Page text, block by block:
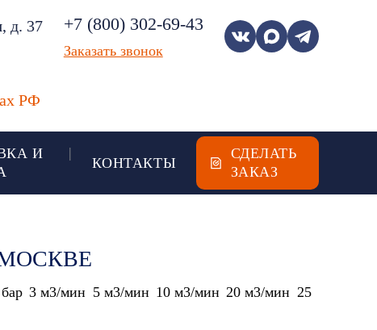
д. 37
РФ
+7 (800) 302-69-43
Заказать звонок
И
КОНТАКТЫ
СДЕЛАТЬ
ЗАКАЗ
3 м3/мин 5 м3/мин 10 м3/мин 20 м3/мин 25